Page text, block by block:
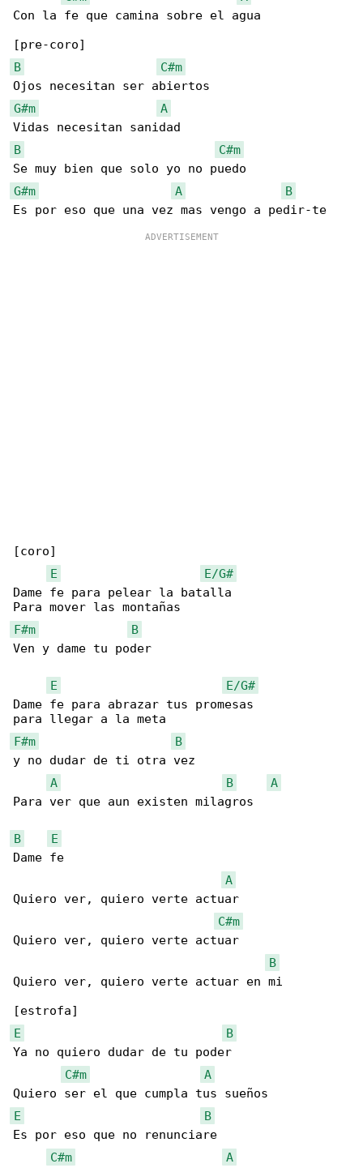
Con la fe que camina sobre el agua
B
C#m
G#m
A
B
C#m
G#m
A
B
[coro]
E
E/G#
Dame fe para pelear la batalla
F#m
B
Ven y dame tu poder
E
E/G#
Dame fe para abrazar tus promesas
F#m
B
y no dudar de ti otra vez
A
B
A
Para ver que aun existen milagros
B
E
Dame fe
A
Quiero ver, quiero verte actuar
C#m
Quiero ver, quiero verte actuar
B
Quiero ver, quiero verte actuar en mi
E
B
Ya no quiero dudar de tu poder
C#m
A
E
B
Es por eso que no renunciare
C#m
A